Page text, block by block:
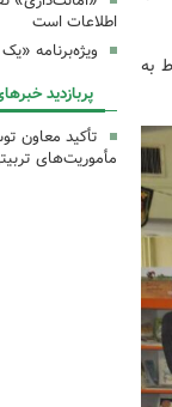
به
اطلاعات است
ویژه‌برنامه
پربازدید
تأکید معاون
مأموریت‌های